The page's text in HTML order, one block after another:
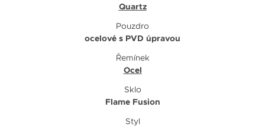
Quartz
Pouzdro
ocelové s PVD úpravou
Řemínek
Ocel
Sklo
Flame Fusion
Styl